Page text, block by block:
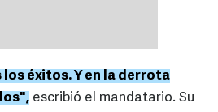
éxitos. Y en la derrota
escribió el mandatario. Su